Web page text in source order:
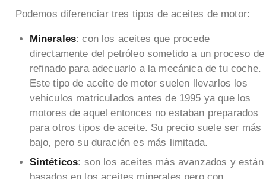
Podemos diferenciar tres tipos de aceites de motor:
Minerales: con los aceites que procede
directamente del petróleo sometido a un proceso de
refinado para adecuarlo a la mecánica de tu coche.
Este tipo de aceite de motor suelen llevarlos los
vehículos matriculados antes de 1995 ya que los
motores de aquel entonces no estaban preparados
para otros tipos de aceite. Su precio suele ser más
bajo, pero su duración es más limitada.
Sintéticos: son los aceites más avanzados y están